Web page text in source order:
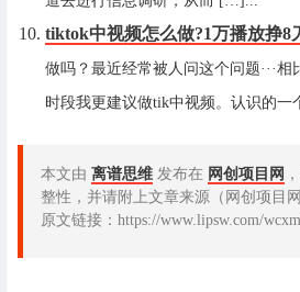
tiktok中视频怎么做?1万播放挣8
做吗？最近经常被人问这个问题···
时段我更建议做tik中视频。认识的
本文由 离谱思维 发布在 网创项目网
整性，并请附上文章来源（网创项目
原文链接：https://www.lipsw.com/